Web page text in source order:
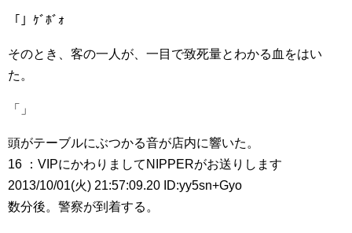
「」ｹﾞﾎﾞｫ
そのとき、客の一人が、一目で致死量とわかる血をはい
た。
「」
頭がテーブルにぶつかる音が店内に響いた。
16 ：VIPにかわりましてNIPPERがお送りします
2013/10/01(火) 21:57:09.20 ID:yy5sn+Gyo
数分後。警察が到着する。